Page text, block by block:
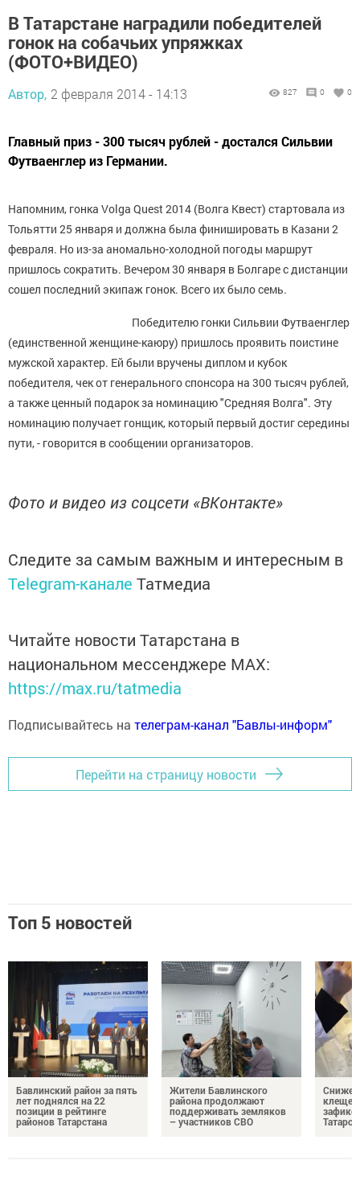
В Татарстане наградили победителей
гонок на собачьих упряжках
(ФОТО+ВИДЕО)
Автор, 2 февраля 2014 - 14:13 827 0 0
Главный приз - 300 тысяч рублей - достался Сильвии
Футваенглер из Германии.
Напомним, гонка Volga Quest 2014 (Волга Квест) стартовала из
Тольятти 25 января и должна была финишировать в Казани 2
февраля. Но из-за аномально-холодной погоды маршрут
пришлось сократить. Вечером 30 января в Болгаре с дистанции
сошел последний экипаж гонок. Всего их было семь.
Победителю гонки Сильвии Футваенглер
(единственной женщине-каюру) пришлось проявить поистине
мужской характер. Ей были вручены диплом и кубок
победителя, чек от генерального спонсора на 300 тысяч рублей,
а также ценный подарок за номинацию "Средняя Волга". Эту
номинацию получает гонщик, который первый достиг середины
пути, - говорится в сообщении организаторов.
Фото и видео из соцсети «ВКонтакте»
Следите за самым важным и интересным в
Telegram-канале Татмедиа
Читайте новости Татарстана в
национальном мессенджере MАХ:
https://max.ru/tatmedia
Подписывайтесь на телеграм-канал "Бавлы-информ"
Перейти на страницу новости
Топ 5 новостей
Бавлинский район за пять
лет поднялся на 22
позиции в рейтинге
районов Татарстана
Жители Бавлинского
района продолжают
поддерживать земляков
– участников СВО
клещей